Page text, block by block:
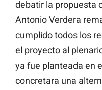
debatir la propuesta
Antonio Verdera
cumplido todos los
el proyecto al
ya fue planteada en
concretara una